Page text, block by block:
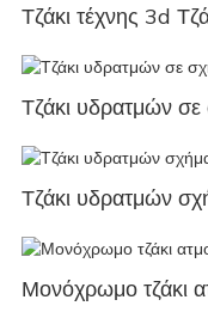
Τζάκι τέχνης 3d
Τζάκι υδρατμών
Τζάκι υδρατμών
Μονόχρωμο τζάκι